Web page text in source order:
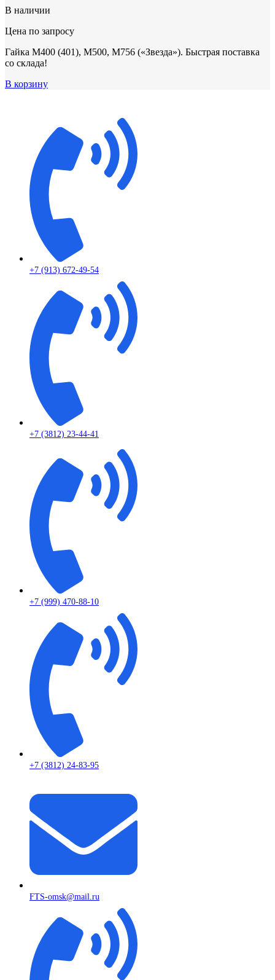
В наличии
Цена по запросу
Гайка М400 (401), М500, М756 («Звезда»). Быстрая поставка
со склада!
В корзину
+7 (913) 672-49-54
+7 (3812) 23-44-41
+7 (999) 470-88-10
+7 (3812) 24-83-95
FTS-omsk@mail.ru